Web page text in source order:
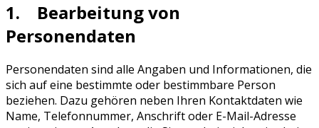
1. Bearbeitung von
Personendaten
Personendaten sind alle Angaben und Informationen, die
sich auf eine bestimmte oder bestimmbare Person
beziehen. Dazu gehören neben Ihren Kontaktdaten wie
Name, Telefonnummer, Anschrift oder E-Mail-Adresse